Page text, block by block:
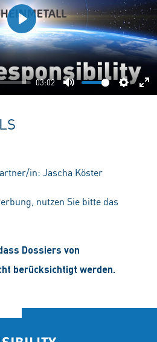
03:02
Mute
Play
in: Jascha Köster
nutzen Sie bitte das
Dossiers von
berücksichtigt werden.